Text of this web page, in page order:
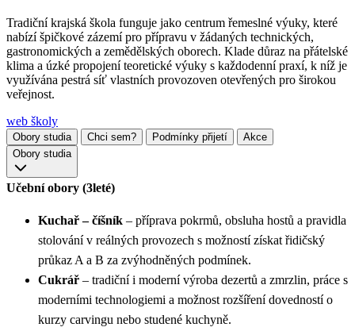
Tradiční krajská škola funguje jako centrum řemeslné výuky, které
nabízí špičkové zázemí pro přípravu v žádaných technických,
gastronomických a zemědělských oborech. Klade důraz na přátelské
klima a úzké propojení teoretické výuky s každodenní praxí, k níž je
využívána pestrá síť vlastních provozoven otevřených pro širokou
veřejnost.
web školy
Obory studia Chci sem? Podmínky přijetí
Akce
Obory studia
Učební obory (3leté)
Kuchař – číšník – příprava pokrmů, obsluha hostů a pravidla
stolování v reálných provozech s možností získat řidičský
průkaz A a B za zvýhodněných podmínek.
Cukrář – tradiční i moderní výroba dezertů a zmrzlin, práce s
moderními technologiemi a možnost rozšíření dovedností o
kurzy carvingu nebo studené kuchyně.